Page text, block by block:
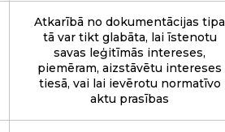
Atkarībā no dokumentācijas tipa
tā var tikt glabāta, lai īstenotu
savas leģitīmās intereses,
piemēram, aizstāvētu intereses
tiesā, vai lai ievērotu normatīvo
aktu prasības